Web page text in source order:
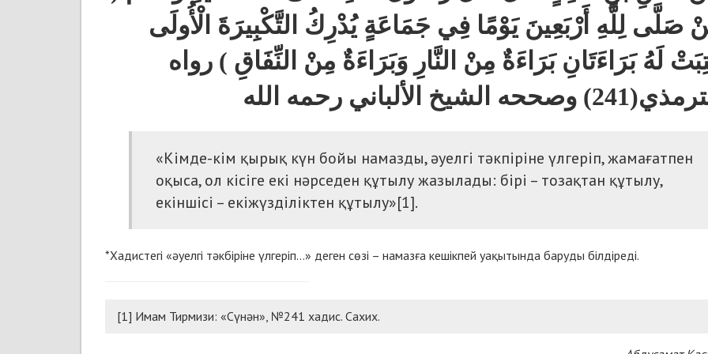
صَلَّى لِلَّهِ أَرْبَعِينَ يَوْمًا فِي جَمَاعَةٍ يُدْرِكُ التَّكْبِيرَةَ الْأُولَى
لَهُ بَرَاءَتَانِ بَرَاءَةٌ مِنْ النَّارِ وَبَرَاءَةٌ مِنْ النِّفَاقِ ) رواه
وصححه الشيخ الألباني رحمه الله
«Кімде-кім қырық күн бойы намазды, әуелгі тәкпіріне үлгеріп, жамағатпен
оқыса, ол кісіге екі нәрседен құтылу жазылады: бірі – тозақтан құтылу,
екіншісі – екіжүзділіктен құтылу»[1].
*Хадистегі «әуелгі тәкбіріне үлгеріп...» деген сөзі – намазға кешікпей уақытында баруды білдіреді.
[1] Имам Тирмизи: «Сүнән», №241 хадис. Сахих.